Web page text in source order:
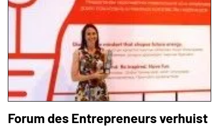
Forum des Entrepreneurs verhuist